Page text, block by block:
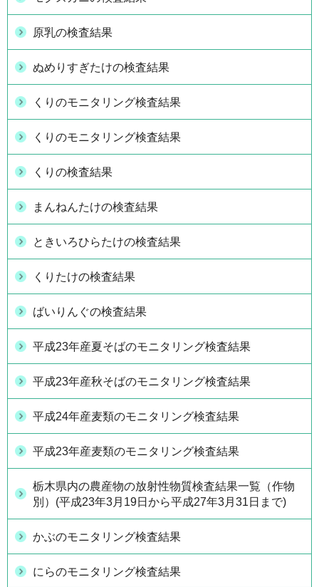
原乳の検査結果
ぬめりすぎたけの検査結果
くりのモニタリング検査結果
くりのモニタリング検査結果
くりの検査結果
まんねんたけの検査結果
ときいろひらたけの検査結果
くりたけの検査結果
ばいりんぐの検査結果
平成23年産夏そばのモニタリング検査結果
平成23年産秋そばのモニタリング検査結果
平成24年産麦類のモニタリング検査結果
平成23年産麦類のモニタリング検査結果
栃木県内の農産物の放射性物質検査結果一覧（作物
別）(平成23年3月19日から平成27年3月31日まで)
かぶのモニタリング検査結果
にらのモニタリング検査結果